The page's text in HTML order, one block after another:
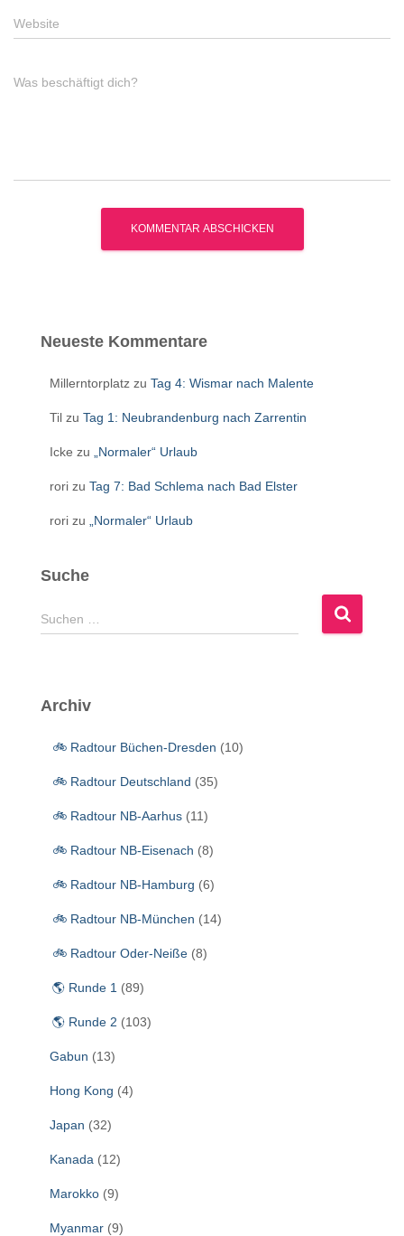
Website
Was beschäftigt dich?
Neueste Kommentare
Millerntorplatz zu Tag 4: Wismar nach Malente
Til zu Tag 1: Neubrandenburg nach Zarrentin
Icke zu „Normaler“ Urlaub
rori zu Tag 7: Bad Schlema nach Bad Elster
rori zu „Normaler“ Urlaub
Suche
S
u
n
Suchen …
Archiv
🚲 Radtour Büchen-Dresden (10)
🚲 Radtour Deutschland (35)
🚲 Radtour NB-Aarhus (11)
🚲 Radtour NB-Eisenach (8)
🚲 Radtour NB-Hamburg (6)
🚲 Radtour NB-München (14)
🚲 Radtour Oder-Neiße (8)
🌎 Runde 1 (89)
🌎 Runde 2 (103)
Gabun (13)
Hong Kong (4)
Japan (32)
Kanada (12)
Marokko (9)
Myanmar (9)